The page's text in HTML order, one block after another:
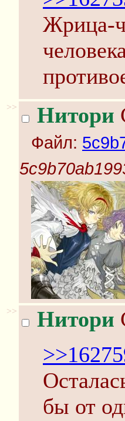
Жрица-
>> Нитори
Файл:
>> Нитори
бы от